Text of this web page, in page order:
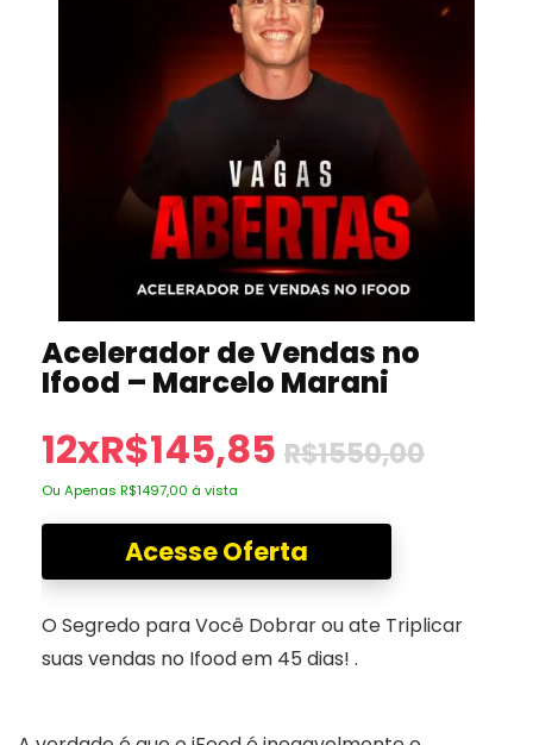
Acelerador de Vendas no
Ifood – Marcelo Marani
12xR$145,85 R$1550,00
Ou Apenas R$1497,00 á vista
Acesse Oferta
O Segredo para Você Dobrar ou ate Triplicar
suas vendas no Ifood em 45 dias! .